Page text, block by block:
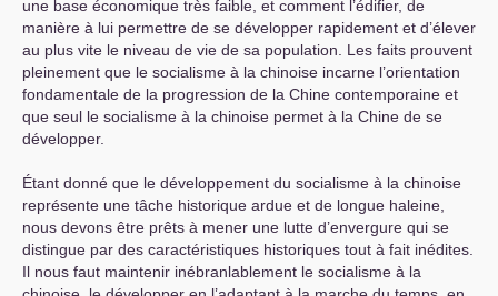
une base économique très faible, et comment l’édifier, de
manière à lui permettre de se développer rapidement et d’élever
au plus vite le niveau de vie de sa population. Les faits prouvent
pleinement que le socialisme à la chinoise incarne l’orientation
fondamentale de la progression de la Chine contemporaine et
que seul le socialisme à la chinoise permet à la Chine de se
développer.
Étant donné que le développement du socialisme à la chinoise
représente une tâche historique ardue et de longue haleine,
nous devons être prêts à mener une lutte d’envergure qui se
distingue par des caractéristiques historiques tout à fait inédites.
Il nous faut maintenir inébranlablement le socialisme à la